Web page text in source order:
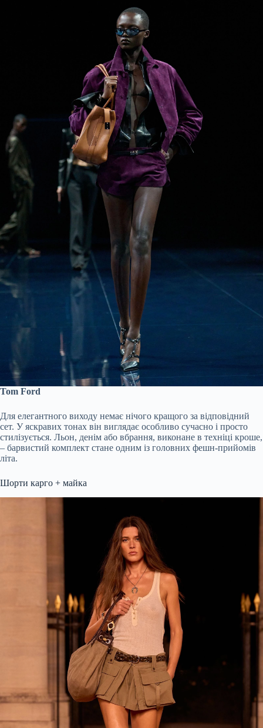
Tom Ford
Для елегантного виходу немає нічого кращого за відповідний
сет. У яскравих тонах він виглядає особливо сучасно і просто
стилізується. Льон, денім або вбрання, виконане в техніці кроше,
– барвистий комплект стане одним із головних фешн-прийомів
літа.
Шорти карго + майка